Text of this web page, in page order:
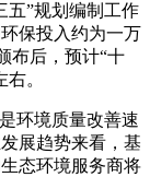
五”规划编制工作
保投入约为一万
布后，预计“十
。
环境质量改善速
展趋势来看，基
态环境服务商将